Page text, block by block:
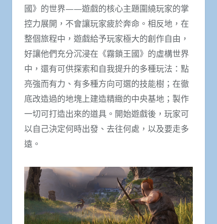
國》的世界——遊戲的核心主題圍繞玩家的掌
控力展開，不會讓玩家疲於奔命。相反地，在
整個旅程中，遊戲給予玩家極大的創作自由，
好讓他們充分沉浸在《霧鎖王國》的虛構世界
中，還有可供探索和自我提升的多種玩法：點
亮強而有力、有多種方向可選的技能樹；在徹
底改造過的地塊上建造精緻的中央基地；製作
一切可打造出來的道具。開始遊戲後，玩家可
以自己決定何時出發、去往何處，以及要走多
遠。